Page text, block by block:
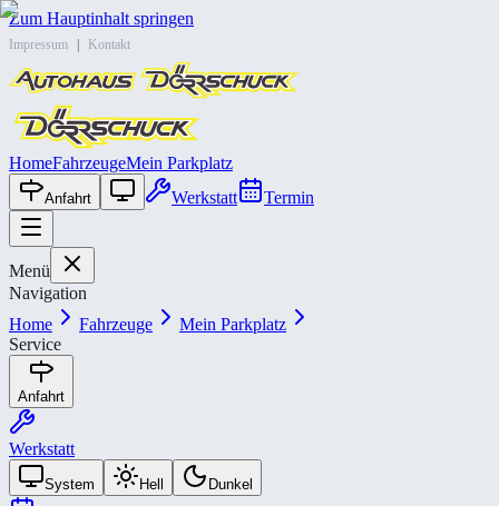
Zum Hauptinhalt springen
Impressum Kontakt
HomeFahrzeugeMein Parkplatz
Anfahrt Werkstatt Termin
Menü
Navigation
Home
Fahrzeuge
Mein Parkplatz
Service
Anfahrt
Werkstatt
System Hell Dunkel